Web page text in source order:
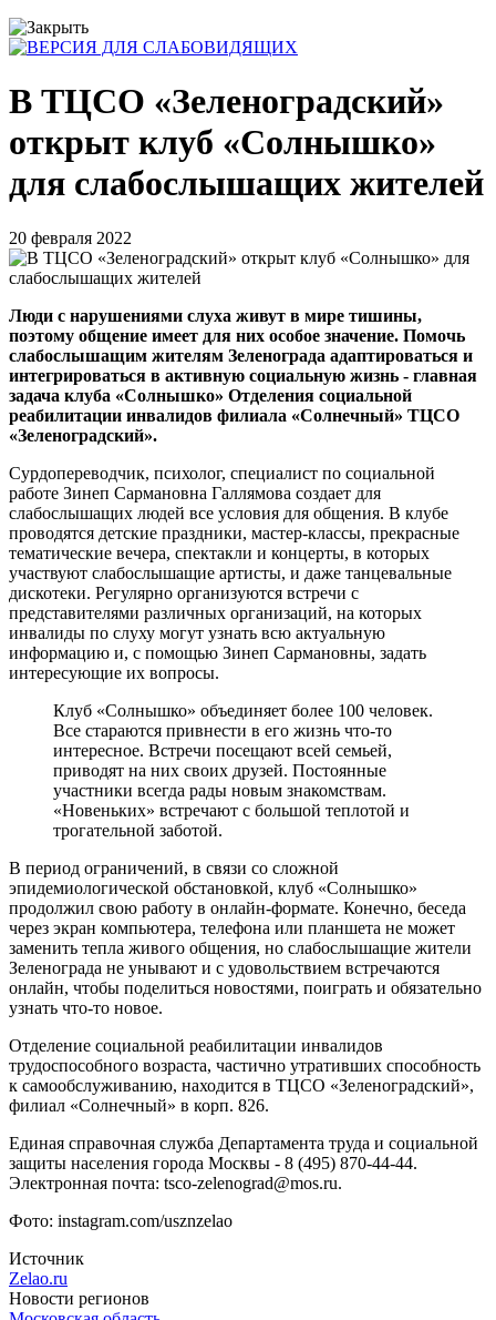
В ТЦСО «Зеленоградский»
открыт клуб «Солнышко»
для слабослышащих жителей
20 февраля 2022
Люди с нарушениями слуха живут в мире тишины,
поэтому общение имеет для них особое значение. Помочь
слабослышащим жителям Зеленограда адаптироваться и
интегрироваться в активную социальную жизнь - главная
задача клуба «Солнышко» Отделения социальной
реабилитации инвалидов филиала «Солнечный» ТЦСО
«Зеленоградский».
Сурдопереводчик, психолог, специалист по социальной
работе Зинеп Сармановна Галлямова создает для
слабослышащих людей все условия для общения. В клубе
проводятся детские праздники, мастер-классы, прекрасные
тематические вечера, спектакли и концерты, в которых
участвуют слабослышащие артисты, и даже танцевальные
дискотеки. Регулярно организуются встречи с
представителями различных организаций, на которых
инвалиды по слуху могут узнать всю актуальную
информацию и, с помощью Зинеп Сармановны, задать
интересующие их вопросы.
Клуб «Солнышко» объединяет более 100 человек.
Все стараются привнести в его жизнь что-то
интересное. Встречи посещают всей семьей,
приводят на них своих друзей. Постоянные
участники всегда рады новым знакомствам.
«Новеньких» встречают с большой теплотой и
трогательной заботой.
В период ограничений, в связи со сложной
эпидемиологической обстановкой, клуб «Солнышко»
продолжил свою работу в онлайн-формате. Конечно, беседа
через экран компьютера, телефона или планшета не может
заменить тепла живого общения, но слабослышащие жители
Зеленограда не унывают и с удовольствием встречаются
онлайн, чтобы поделиться новостями, поиграть и обязательно
узнать что-то новое.
Отделение социальной реабилитации инвалидов
трудоспособного возраста, частично утративших способность
к самообслуживанию, находится в ТЦСО «Зеленоградский»,
филиал «Солнечный» в корп. 826.
Единая справочная служба Департамента труда и социальной
защиты населения города Москвы - 8 (495) 870-44-44.
Электронная почта: tsco-zelenograd@mos.ru.
Фото: instagram.com/usznzelao
Источник
Zelao.ru
Новости регионов